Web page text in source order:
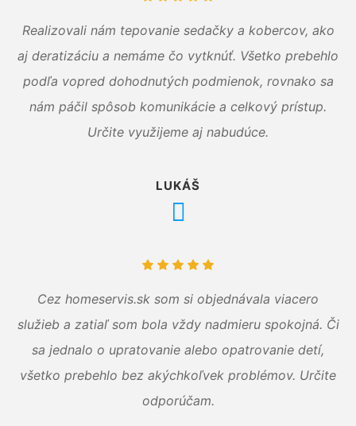
Realizovali nám tepovanie sedačky a kobercov, ako
aj deratizáciu a nemáme čo vytknúť. Všetko prebehlo
podľa vopred dohodnutých podmienok, rovnako sa
nám páčil spôsob komunikácie a celkový prístup.
Určite využijeme aj nabudúce.
LUKÁŠ
Cez homeservis.sk som si objednávala viacero
služieb a zatiaľ som bola vždy nadmieru spokojná. Či
sa jednalo o upratovanie alebo opatrovanie detí,
všetko prebehlo bez akýchkoľvek problémov. Určite
odporúčam.